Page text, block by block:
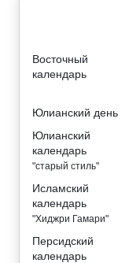
Восточный
календарь
Юлианский день
Юлианский
календарь
"старый стиль"
Исламский
календарь
"Хиджри Гамари"
Персидский
календарь